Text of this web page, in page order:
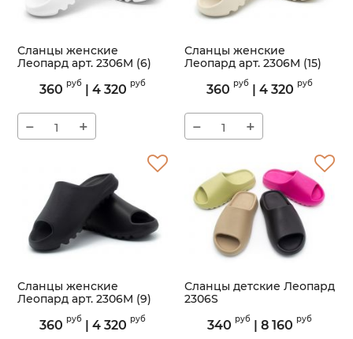
Сланцы женские
Леопард арт. 2306M (6)
2306M
360 руб | 4 320 руб
− +
Сланцы женские
Леопард арт. 2306M (15)
2306M
360 руб | 4 320 руб
− +
Сланцы женские
Леопард арт. 2306M (9)
2306M
360 руб | 4 320 руб
Сланцы детские Леопард
2306S
2306S
340 руб | 8 160 руб